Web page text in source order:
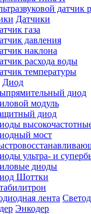
датчик
Датчики
газа
давления
наклона
расхода воды
температуры
Диод
диод
модуль
диод
мост
ультра- и
диоды
Шоттки
Энкодер